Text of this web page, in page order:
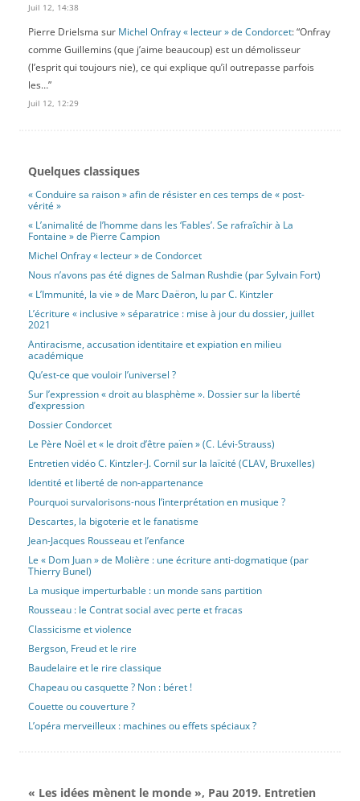
Juil 12, 14:38
Pierre Drielsma sur Michel Onfray « lecteur » de Condorcet: “Onfray
comme Guillemins (que j’aime beaucoup) est un démolisseur
(l’esprit qui toujours nie), ce qui explique qu’il outrepasse parfois
les…”
Juil 12, 12:29
Quelques classiques
« Conduire sa raison » afin de résister en ces temps de « post-
vérité »
« L’animalité de l’homme dans les ‘Fables’. Se rafraîchir à La
Fontaine » de Pierre Campion
Michel Onfray « lecteur » de Condorcet
Nous n’avons pas été dignes de Salman Rushdie (par Sylvain Fort)
« L’Immunité, la vie » de Marc Daëron, lu par C. Kintzler
L’écriture « inclusive » séparatrice : mise à jour du dossier, juillet
2021
Antiracisme, accusation identitaire et expiation en milieu
académique
Qu’est-ce que vouloir l’universel ?
Sur l’expression « droit au blasphème ». Dossier sur la liberté
d’expression
Dossier Condorcet
Le Père Noël et « le droit d’être païen » (C. Lévi-Strauss)
Entretien vidéo C. Kintzler-J. Cornil sur la laïcité (CLAV, Bruxelles)
Identité et liberté de non-appartenance
Pourquoi survalorisons-nous l’interprétation en musique ?
Descartes, la bigoterie et le fanatisme
Jean-Jacques Rousseau et l’enfance
Le « Dom Juan » de Molière : une écriture anti-dogmatique (par
Thierry Bunel)
La musique imperturbable : un monde sans partition
Rousseau : le Contrat social avec perte et fracas
Classicisme et violence
Bergson, Freud et le rire
Baudelaire et le rire classique
Chapeau ou casquette ? Non : béret !
Couette ou couverture ?
L’opéra merveilleux : machines ou effets spéciaux ?
« Les idées mènent le monde », Pau 2019. Entretien